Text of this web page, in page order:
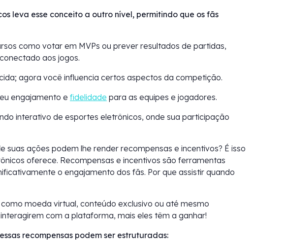
leva esse conceito a outro nível, permitindo que os fãs
como votar em MVPs ou prever resultados de partidas,
aos jogos.
agora você influencia certos aspectos da competição.
engajamento e fidelidade para as equipes e jogadores.
interativo de esportes eletrônicos, onde sua participação
suas ações podem lhe render recompensas e incentivos? É isso
oferece. Recompensas e incentivos são ferramentas
o engajamento dos fãs. Por que assistir quando
moeda virtual, conteúdo exclusivo ou até mesmo
com a plataforma, mais eles têm a ganhar!
recompensas podem ser estruturadas: